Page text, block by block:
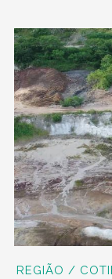
REGIÃO /